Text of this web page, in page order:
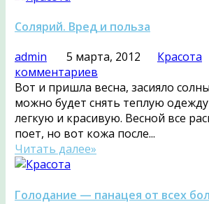
Солярий. Вред и польза
admin
5 марта, 2012 Красота
комментариев
Вот и пришла весна, засияло
можно будет снять теплую
легкую и красивую. Весной все
поет, но вот кожа после...
Читать далее»
Голодание — панацея от всех